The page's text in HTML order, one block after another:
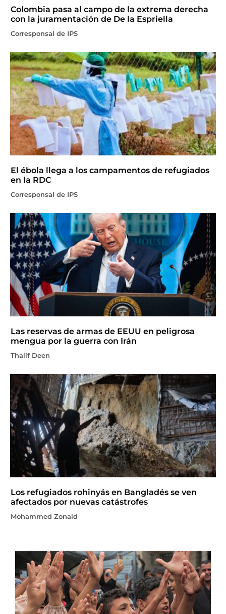
Colombia pasa al campo de la extrema derecha
con la juramentación de De la Espriella
Corresponsal de IPS
El ébola llega a los campamentos de refugiados
en la RDC
Corresponsal de IPS
Las reservas de armas de EEUU en peligrosa
mengua por la guerra con Irán
Thalif Deen
Los refugiados rohinyás en Bangladés se ven
afectados por nuevas catástrofes
Mohammed Zonaid